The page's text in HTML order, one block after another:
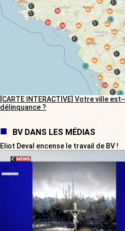
[CARTE INTERACTIVE] Votre ville
délinquance ?
BV DANS LES MÉDIAS
Eliot Deval encense le travail de BV !